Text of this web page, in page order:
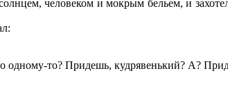
человеком и мокрым бельем, и
одному-то? Придешь, кудрявенький? А?